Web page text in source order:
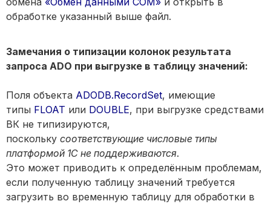
обработке указанный выше файл.
Замечания о типизации колонок результата
запроса ADO при выгрузке в таблицу значений:
Поля объекта ADODB.RecordSet, имеющие
типы FLOAT или DOUBLE, при выгрузке средствами
ВК не типизируются,
поскольку соответствующие числовые типы
платформой 1С не поддерживаются.
Это может приводить к определённым проблемам,
если полученную таблицу значений требуется
загрузить во временную таблицу для обработки в